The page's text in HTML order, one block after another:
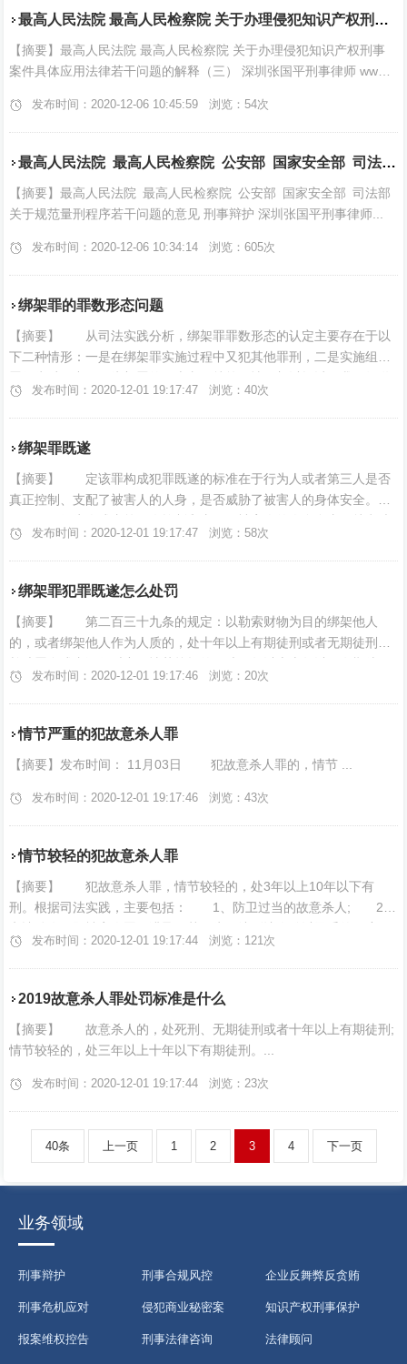
最高人民法院 最高人民检察院 关于办理侵犯知识产权刑事案件具体应用法律若干问题的解释（三）
【摘要】最高人民法院 最高人民检察院 关于办理侵犯知识产权刑事
案件具体应用法律若干问题的解释（三） 深圳张国平刑事律师 www
发布时间：2020-12-06 10:45:59 浏览：54次
最高人民法院 最高人民检察院 公安部 国家安全部 司法部关于规范量刑程序若干问题的意见
【摘要】最高人民法院 最高人民检察院 公安部 国家安全部 司法部
关于规范量刑程序若干问题的意见 刑事辩护 深圳张国平刑事律师...
发布时间：2020-12-06 10:34:14 浏览：605次
绑架罪的罪数形态问题
【摘要】 从司法实践分析，绑架罪罪数形态的认定主要存在于以
下二种情形：一是在绑架罪实施过程中又犯其他罪刑，二是实施组织
绑架罪侵犯的是复合客体， ...
发布时间：2020-12-01 19:17:47 浏览：40次
绑架罪既遂
【摘要】 定该罪构成犯罪既遂的标准在于行为人或者第三人是否
真正控制、支配了被害人的人身，是否威胁了被害人的身体安全。故
着使被绑架者的身体安全处 ...
发布时间：2020-12-01 19:17:47 浏览：58次
绑架罪犯罪既遂怎么处罚
【摘要】 第二百三十九条的规定：以勒索财物为目的绑架他人
的，或者绑架他人作为人质的，处十年以上有期徒刑或者无期徒刑，
刑，并处罚金。 犯非法拘禁 ...
发布时间：2020-12-01 19:17:46 浏览：20次
情节严重的犯故意杀人罪
发布时间：2020-12-01 19:17:46 浏览：43次
情节较轻的犯故意杀人罪
【摘要】 犯故意杀人罪，情节较轻的，处3年以上10年以下有
刑。根据司法实践，主要包括： 1、防卫过当的故意杀人; 2、
其私自处死，一般是父母对于 ...
发布时间：2020-12-01 19:17:44 浏览：121次
2019故意杀人罪处罚标准是什么
【摘要】 故意杀人的，处死刑、无期徒刑或者十年以上有期徒刑;
情节较轻的，处三年以上十年以下有期徒刑。...
发布时间：2020-12-01 19:17:44 浏览：23次
40条 上一页 1 2 3 4 下一页
业务领域
刑事辩护 刑事合规风控 企业反舞弊反贪贿
刑事危机应对 侵犯商业秘密案 知识产权刑事保护
报案维权控告 刑事法律咨询 法律顾问